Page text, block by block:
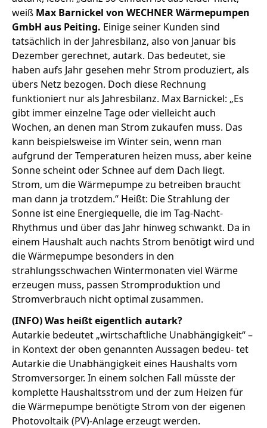
weiß Max Barnickel von WECHNER Wärmepumpen
GmbH aus Peiting. Einige seiner Kunden sind
tatsächlich in der Jahresbilanz, also von Januar bis
Dezember gerechnet, autark. Das bedeutet, sie
haben aufs Jahr gesehen mehr Strom produziert, als
übers Netz bezogen. Doch diese Rechnung
funktioniert nur als Jahresbilanz. Max Barnickel: „Es
gibt immer einzelne Tage oder vielleicht auch
Wochen, an denen man Strom zukaufen muss. Das
kann beispielsweise im Winter sein, wenn man
aufgrund der Temperaturen heizen muss, aber keine
Sonne scheint oder Schnee auf dem Dach liegt.
Strom, um die Wärmepumpe zu betreiben braucht
man dann ja trotzdem.“ Heißt: Die Strahlung der
Sonne ist eine Energiequelle, die im Tag-Nacht-
Rhythmus und über das Jahr hinweg schwankt. Da in
einem Haushalt auch nachts Strom benötigt wird und
die Wärmepumpe besonders in den
strahlungsschwachen Wintermonaten viel Wärme
erzeugen muss, passen Stromproduktion und
Stromverbrauch nicht optimal zusammen.
(INFO) Was heißt eigentlich autark?
Autarkie bedeutet „wirtschaftliche Unabhängigkeit“ –
in Kontext der oben genannten Aussagen bedeu- tet
Autarkie die Unabhängigkeit eines Haushalts vom
Stromversorger. In einem solchen Fall müsste der
komplette Haushaltsstrom und der zum Heizen für
die Wärmepumpe benötigte Strom von der eigenen
Photovoltaik (PV)-Anlage erzeugt werden.